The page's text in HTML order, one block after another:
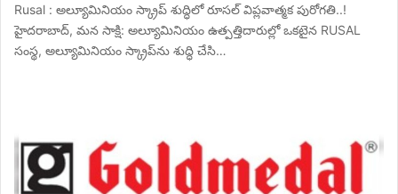
Rusal : అల్యూమినియం స్క్రాప్ శుద్ధిలో రూసల్ విప్లవాత్మక పురోగతి..!
హైదరాబాద్, మన సాక్షి: అల్యూమినియం ఉత్పత్తిదారుల్లో ఒకటైన RUSAL
సంస్థ, అల్యూమినియం స్క్రాప్‌ను శుద్ధి చేసి…